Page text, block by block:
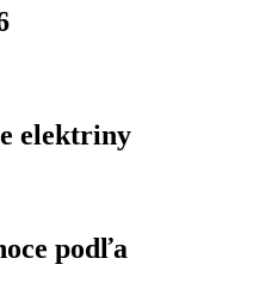
elektriny
podľa